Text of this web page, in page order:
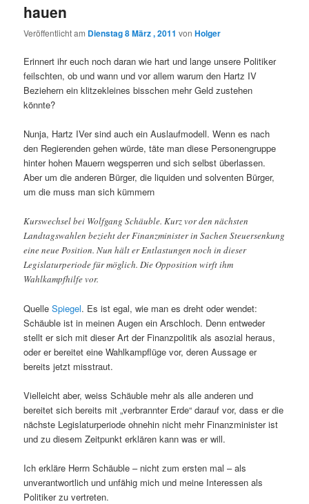
hauen
Veröffentlicht am Dienstag 8 März , 2011 vonHolger
Erinnert ihr euch noch daran wie hart und lange unsere Politiker
feilschten, ob und wann und vor allem warum den Hartz IV
Beziehern ein klitzekleines bisschen mehr Geld zustehen
könnte?
Nunja, Hartz IVer sind auch ein Auslaufmodell. Wenn es nach
den Regierenden gehen würde, täte man diese Personengruppe
hinter hohen Mauern wegsperren und sich selbst überlassen.
Aber um die anderen Bürger, die liquiden und solventen Bürger,
um die muss man sich kümmern
Kurswechsel bei Wolfgang Schäuble. Kurz vor den nächsten
Landtagswahlen bezieht der Finanzminister in Sachen Steuersenkung
eine neue Position. Nun hält er Entlastungen noch in dieser
Legislaturperiode für möglich. Die Opposition wirft ihm
Wahlkampfhilfe vor.
QuelleSpiegel. Es ist egal, wie man es dreht oder wendet:
Schäuble ist in meinen Augen ein Arschloch. Denn entweder
stellt er sich mit dieser Art der Finanzpolitik als asozial heraus,
oder er bereitet eine Wahlkampflüge vor, deren Aussage er
bereits jetzt misstraut.
Vielleicht aber, weiss Schäuble mehr als alle anderen und
bereitet sich bereits mit „verbrannter Erde“ darauf vor, dass er die
nächste Legislaturperiode ohnehin nicht mehr Finanzminister ist
und zu diesem Zeitpunkt erklären kann was er will.
Ich erkläre Herrn Schäuble – nicht zum ersten mal – als
unverantwortlich und unfähig mich und meine Interessen als
Politiker zu vertreten.